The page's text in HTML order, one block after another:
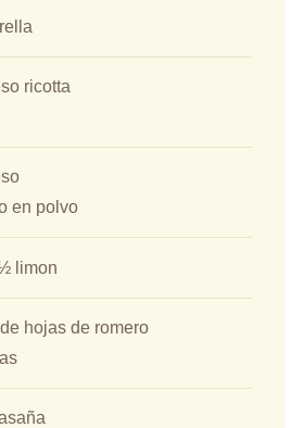
ricotta
en polvo
limon
hojas de romero